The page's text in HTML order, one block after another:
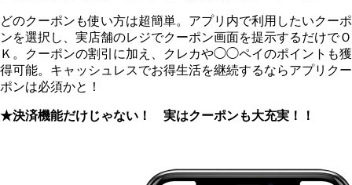
どのクーポンも使い方は超簡単。アプリ内で利用したいクーポ
ンを選択し、実店舗のレジでクーポン画面を提示するだけでＯ
Ｋ。クーポンの割引に加え、クレカや◯◯ペイのポイントも獲
得可能。キャッシュレスでお得生活を継続するならアプリクー
ポンは必須かと！
★決済機能だけじゃない！ 実はクーポンも大充実！！